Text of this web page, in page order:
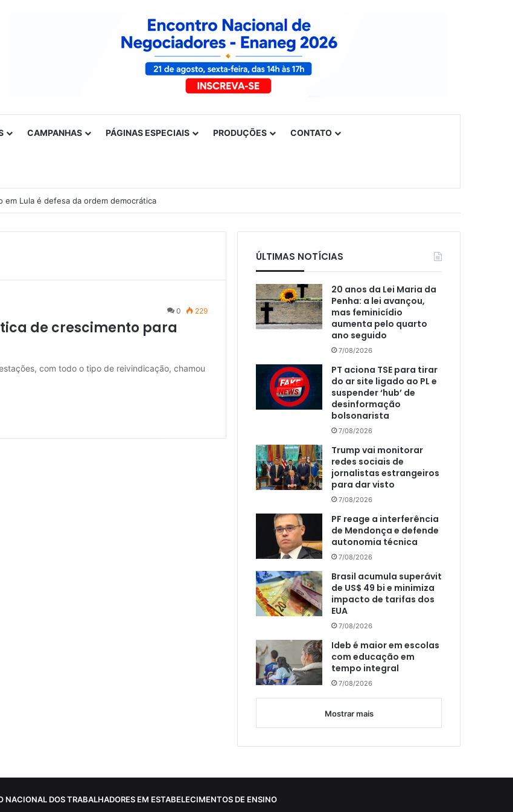
CAMPANHAS PÁGINAS ESPECIAIS PRODUÇÕES CONTATO
em Lula é defesa da ordem democrática
0 229
de crescimento para
com todo o tipo de reivindicação, chamou
ÚLTIMAS NOTÍCIAS
20 anos da Lei Maria da
Penha: a lei avançou,
mas feminicídio
aumenta pelo quarto
ano seguido
7/08/2026
PT aciona TSE para tirar
do ar site ligado ao PL e
suspender ‘hub’ de
desinformação
bolsonarista
7/08/2026
Trump vai monitorar
redes sociais de
jornalistas estrangeiros
para dar visto
7/08/2026
PF reage a interferência
de Mendonça e defende
autonomia técnica
7/08/2026
Brasil acumula superávit
de US$ 49 bi e minimiza
impacto de tarifas dos
EUA
7/08/2026
Ideb é maior em escolas
com educação em
tempo integral
7/08/2026
Mostrar mais
NACIONAL DOS TRABALHADORES EM ESTABELECIMENTOS DE ENSINO